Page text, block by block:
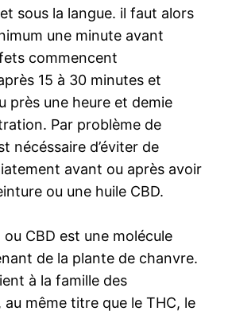
sous la langue. il faut alors
une minute avant
commencent
15 à 30 minutes et
près une heure et demie
Par problème de
nécéssaire d’éviter de
avant ou après avoir
ou une huile CBD.
CBD est une molécule
de la plante de chanvre.
à la famille des
même titre que le THC, le